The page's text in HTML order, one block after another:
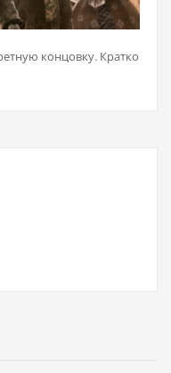
концовку. Кратко